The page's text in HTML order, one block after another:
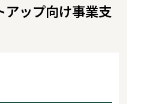
アップ向け事業支